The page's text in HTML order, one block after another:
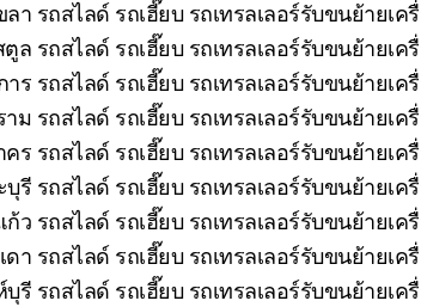
า รถสไลด์ รถเฮี๊ยบ รถเทรลเลอร์รับขนย้ายเค
ล รถสไลด์ รถเฮี๊ยบ รถเทรลเลอร์รับขนย้ายเค
รถสไลด์ รถเฮี๊ยบ รถเทรลเลอร์รับขนย้ายเค
รถสไลด์ รถเฮี๊ยบ รถเทรลเลอร์รับขนย้ายเค
รถสไลด์ รถเฮี๊ยบ รถเทรลเลอร์รับขนย้ายเค
รี รถสไลด์ รถเฮี๊ยบ รถเทรลเลอร์รับขนย้ายเค
ว รถสไลด์ รถเฮี๊ยบ รถเทรลเลอร์รับขนย้ายเค
า รถสไลด์ รถเฮี๊ยบ รถเทรลเลอร์รับขนย้ายเค
รี รถสไลด์ รถเฮี๊ยบ รถเทรลเลอร์รับขนย้ายเค